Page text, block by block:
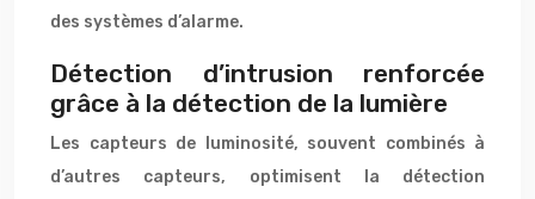
des systèmes d’alarme.
Détection d’intrusion renforcée
grâce à la détection de la lumière
Les capteurs de luminosité, souvent combinés à
d’autres capteurs, optimisent la détection